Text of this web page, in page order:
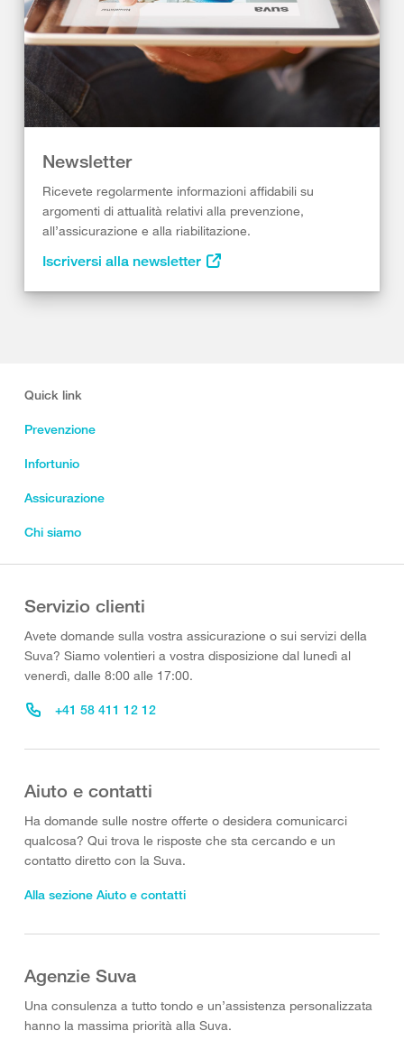
Newsletter
Ricevete regolarmente informazioni affidabili su
argomenti di attualità relativi alla prevenzione,
all’assicurazione e alla riabilitazione.
Iscriversi alla newsletter
Quick link
Prevenzione
Infortunio
Assicurazione
Chi siamo
Servizio clienti
Avete domande sulla vostra assicurazione o sui servizi della
Suva? Siamo volentieri a vostra disposizione dal lunedì al
venerdì, dalle 8:00 alle 17:00.
+41 58 411 12 12
Aiuto e contatti
Ha domande sulle nostre offerte o desidera comunicarci
qualcosa? Qui trova le risposte che sta cercando e un
contatto diretto con la Suva.
Alla sezione Aiuto e contatti
Agenzie Suva
Una consulenza a tutto tondo e un’assistenza personalizzata
hanno la massima priorità alla Suva.